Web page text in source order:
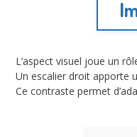
L’aspect visuel joue un
Un escalier droit apporte
Ce contraste permet